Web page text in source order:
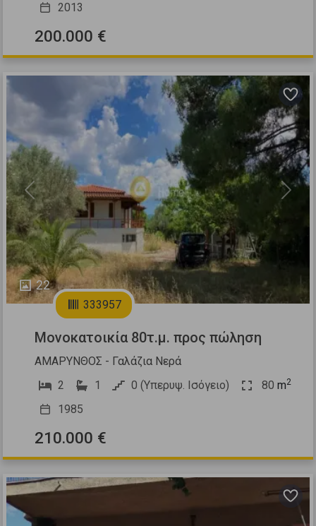
2013
200.000 €
22
Previous Next
333957
Μονοκατοικία 80τ.μ. προς πώληση
ΑΜΑΡΥΝΘΟΣ - Γαλάζια Νερά
2
1 0 (Υπερυψ. Ισόγειο) 80 m2
1985
210.000 €